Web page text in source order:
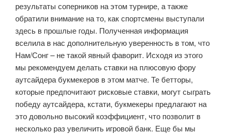
результаты соперников на этом турнире, а также
обратили внимание на то, как спортсмены выступали
здесь в прошлые годы. Полученная информация
вселила в нас дополнительную уверенность в том, что
Нам/Сонг – не такой явный фаворит. Исходя из этого
мы рекомендуем делать ставки на плюсовую фору
аутсайдера букмекеров в этом матче. Те бетторы,
которые предпочитают рисковые ставки, могут сыграть
победу аутсайдера, кстати, букмекеры предлагают на
это довольно высокий коэффициент, что позволит в
несколько раз увеличить игровой банк. Еще бы мы